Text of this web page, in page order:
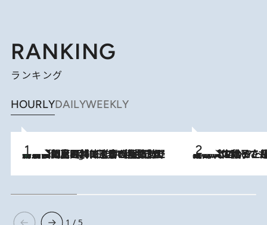
RANKING
ランキング
HOURLYDAILYWEEKLY
8 Hours Ago
「最後に見られてよかった」上野動物園の東園パンダ舎が解体前に特別公開。8月16日まで延長されたパネル展と共に辿る“半世紀”のパンダ飼育《解体工事の図面あり》 2026.8.5
【阿川佐和子さんの年とる力】なぜ70代で始めた趣味は“こんなに楽しい”のか？ ピアノ、俳句…スランプに陥っても続けられる“ある秘訣”とは
1 / 5